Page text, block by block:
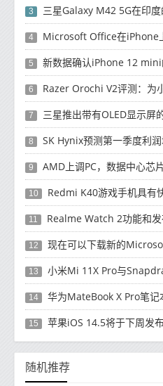
3 三星Galaxy M42 5G在印
4 Microsoft Office在iPhone
5 新数据确认iPhone 12 mini
6 Razer Orochi V2评测：为
7 三星推出带有OLED显示屏的超轻型Galaxy
8 SK Hynix预测第一季度利润增
9 AMD上调PC，数据中心芯
10 Redmi K40游戏手机具有
11 Realme Watch 2功能和
12 现在可以下载新的
13 小米Mi 11X Pro与
14 华为MateBook X Pro笔记
15 苹果iOS 14.5将于下周发
随机推荐